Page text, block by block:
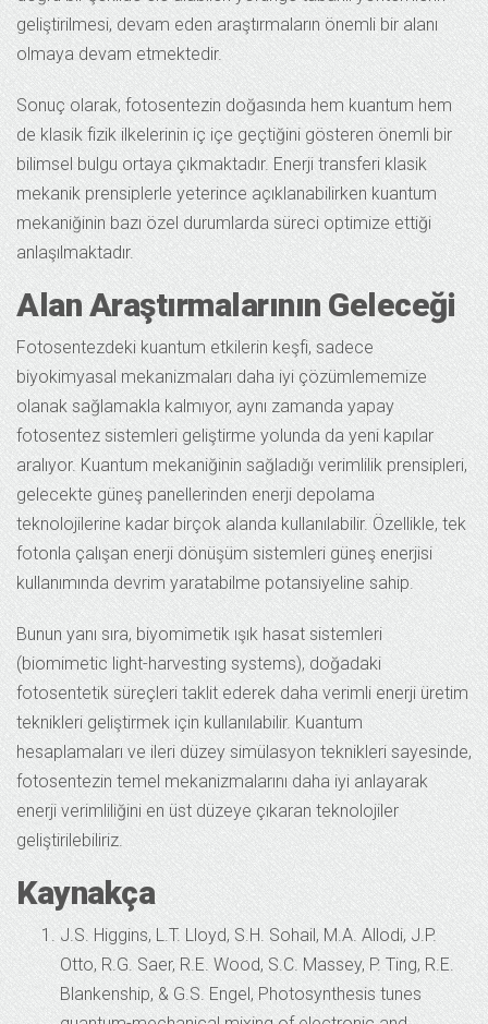
geliştirilmesi, devam eden araştırmaların önemli bir alanı
olmaya devam etmektedir.
Sonuç olarak, fotosentezin doğasında hem kuantum hem
de klasik fizik ilkelerinin iç içe geçtiğini gösteren önemli bir
bilimsel bulgu ortaya çıkmaktadır. Enerji transferi klasik
mekanik prensiplerle yeterince açıklanabilirken kuantum
mekaniğinin bazı özel durumlarda süreci optimize ettiği
anlaşılmaktadır.
Alan Araştırmalarının Geleceği
Fotosentezdeki kuantum etkilerin keşfi, sadece
biyokimyasal mekanizmaları daha iyi çözümlememize
olanak sağlamakla kalmıyor, aynı zamanda yapay
fotosentez sistemleri geliştirme yolunda da yeni kapılar
aralıyor. Kuantum mekaniğinin sağladığı verimlilik prensipleri,
gelecekte güneş panellerinden enerji depolama
teknolojilerine kadar birçok alanda kullanılabilir. Özellikle, tek
fotonla çalışan enerji dönüşüm sistemleri güneş enerjisi
kullanımında devrim yaratabilme potansiyeline sahip.
Bunun yanı sıra, biyomimetik ışık hasat sistemleri
(biomimetic light-harvesting systems), doğadaki
fotosentetik süreçleri taklit ederek daha verimli enerji üretim
teknikleri geliştirmek için kullanılabilir. Kuantum
hesaplamaları ve ileri düzey simülasyon teknikleri sayesinde,
fotosentezin temel mekanizmalarını daha iyi anlayarak
enerji verimliliğini en üst düzeye çıkaran teknolojiler
geliştirilebiliriz.
Kaynakça
J.S. Higgins, L.T. Lloyd, S.H. Sohail, M.A. Allodi, J.P.
Otto, R.G. Saer, R.E. Wood, S.C. Massey, P. Ting, R.E.
Blankenship, & G.S. Engel, Photosynthesis tunes